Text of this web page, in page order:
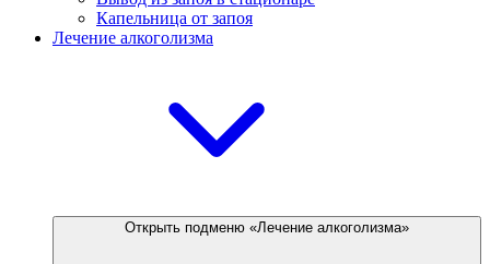
Капельница от запоя
Лечение алкоголизма
Открыть подменю «Лечение алкоголизма»